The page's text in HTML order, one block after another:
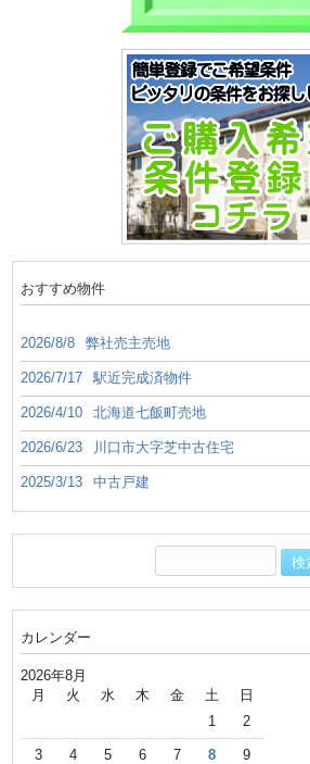
おすすめ物件
2026/8/8 弊社売主売地
2026/7/17 駅近完成済物件
2026/4/10 北海道七飯町売地
2026/6/23 川口市大字芝中古住宅
2025/3/13 中古戸建
カレンダー
2026年8月
月 火 水 木 金 土 日
1 2
3 4 5 6 7 8 9